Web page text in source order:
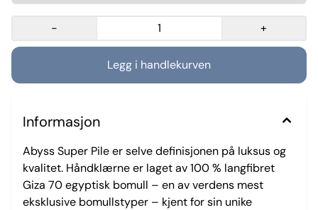
- +
Informasjon
Abyss Super Pile er selve definisjonen på luksus og
kvalitet. Håndklærne er laget av 100 % langfibret
Giza 70 egyptisk bomull – en av verdens mest
eksklusive bomullstyper – kjent for sin unike